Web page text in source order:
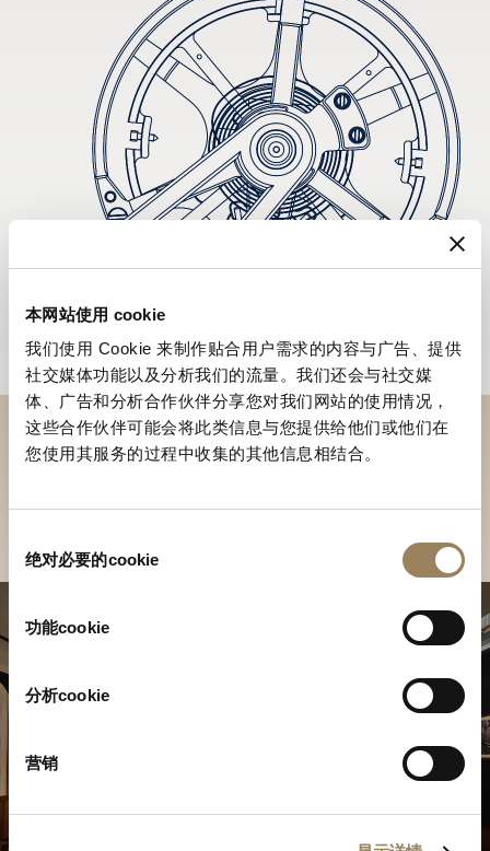
本网站使用 cookie
我们使用 Cookie 来制作贴合用户需求的内容与广告、提供
社交媒体功能以及分析我们的流量。我们还会与社交媒
体、广告和分析合作伙伴分享您对我们网站的使用情况，
这些合作伙伴可能会将此类信息与您提供给他们或他们在
您使用其服务的过程中收集的其他信息相结合。
绝对必要的cookie
功能cookie
分析cookie
营销
於專賣店探索品牌系列作品
尋找專賣店